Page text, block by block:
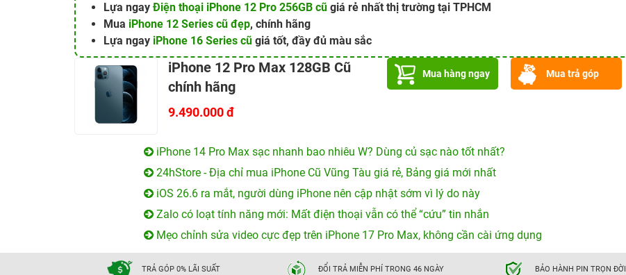
Lựa ngayĐiện thoại iPhone 12 Pro 256GB cũ giá rẻ nhất thị trường tại TPHCM
Mua iPhone 12 Series cũ đẹp, chính hãng
Lựa ngay iPhone 16 Series cũ giá tốt, đầy đủ màu sắc
iPhone 12 Pro Max 128GB Cũ
chính hãng
9.490.000 đ
Mua hàng ngay Mua trả góp
iPhone 14 Pro Max sạc nhanh bao nhiêu W? Dùng củ sạc nào tốt nhất?
24hStore - Địa chỉ mua iPhone Cũ Vũng Tàu giá rẻ, Bảng giá mới nhất
iOS 26.6 ra mắt, người dùng iPhone nên cập nhật sớm vì lý do này
Zalo có loạt tính năng mới: Mất điện thoại vẫn có thể “cứu” tin nhắn
Mẹo chỉnh sửa video cực đẹp trên iPhone 17 Pro Max, không cần cài ứng dụng
TRẢ GÓP 0% LÃI SUẤT ĐỔI TRẢ MIỄN PHÍ TRONG 46 NGÀY BẢO HÀNH PIN TRỌN ĐỜI